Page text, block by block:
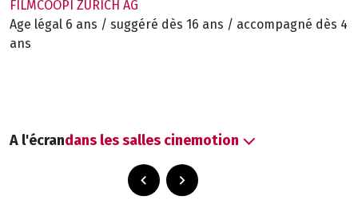
FILMCOOPI ZÜRICH AG
Age légal 6 ans / suggéré dès 16 ans / accompagné dès 4
ans
A l'écrandans les salles cinemotion